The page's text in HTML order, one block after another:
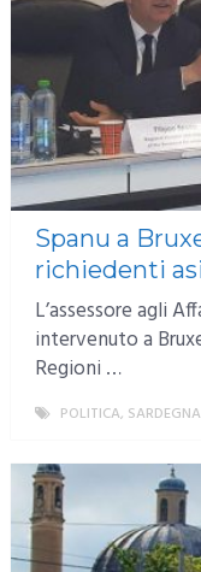
Spanu a
richiedenti
L’assessore agli
intervenuto a
Regioni …
POLITICA, SARDEGNA